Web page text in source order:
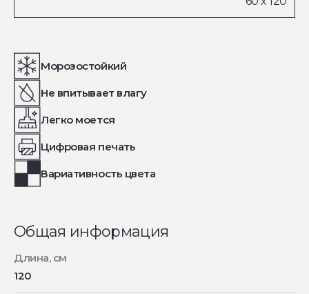
Морозостойкий
Не впитывает влагу
Легко моется
Цифровая печать
Вариативность цвета
Общая информация
Длина, см
120